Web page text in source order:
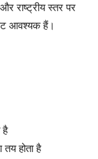
राष्ट्रीय स्तर पर
आवश्यक हैं।
है
तय होता है